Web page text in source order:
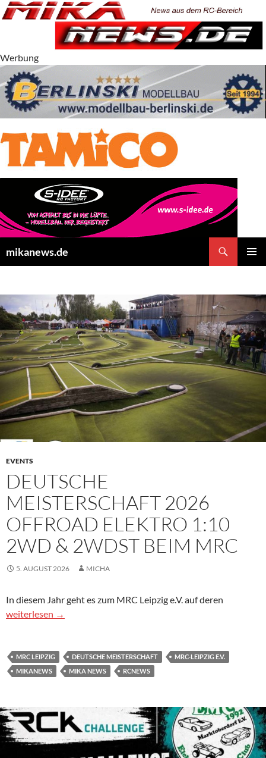
Zum
Inhalt
Werbung
mikanews.de
EVENTS
DEUTSCHE
MEISTERSCHAFT 2026
OFFROAD ELEKTRO 1:10
2WD & 2WDST BEIM MRC
5. AUGUST 2026 MICHA
In diesem Jahr geht es zum MRC Leipzig e.V. auf deren
Deutsche Meisterschaft 2026 Offroad Elektro 1:10 2WD &
weiterlesen →
MRC LEIPZIG DEUTSCHE MEISTERSCHAFT
MRC-LEIPZIG E.V.
MIKANEWS
MIKA NEWS RCNEWS